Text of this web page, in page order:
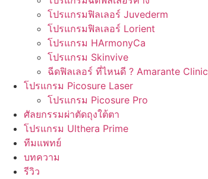
โปรแกรมฟิลเลอร์ Juvederm
โปรแกรมฟิลเลอร์ Lorient
โปรแกรม HArmonyCa
โปรแกรม Skinvive
ฉีดฟิลเลอร์ ที่ไหนดี ? Amarante Clinic
โปรแกรม Picosure Laser
โปรแกรม Picosure Pro
ศัลยกรรมผ่าตัดถุงใต้ตา
โปรแกรม Ulthera Prime
ทีมแพทย์
บทความ
รีวิว